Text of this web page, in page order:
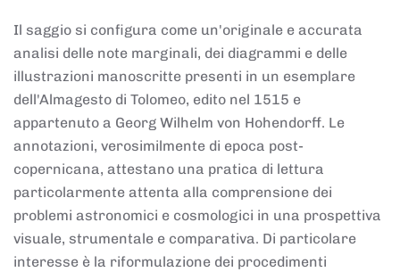
Il saggio si configura come un'originale e accurata
analisi delle note marginali, dei diagrammi e delle
illustrazioni manoscritte presenti in un esemplare
dell'Almagesto di Tolomeo, edito nel 1515 e
appartenuto a Georg Wilhelm von Hohendorff. Le
annotazioni, verosimilmente di epoca post-
copernicana, attestano una pratica di lettura
particolarmente attenta alla comprensione dei
problemi astronomici e cosmologici in una prospettiva
visuale, strumentale e comparativa. Di particolare
interesse è la riformulazione dei procedimenti